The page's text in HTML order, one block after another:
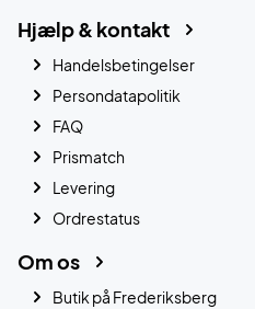
Hjælp & kontakt
Handelsbetingelser
Persondatapolitik
FAQ
Prismatch
Levering
Ordrestatus
Om os
Butik på Frederiksberg